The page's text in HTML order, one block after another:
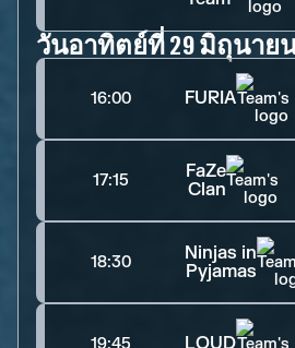
วันอาทิตย์ที่ 29 มิถุนาย
16:00 FURIA
17:15
FaZe
Clan
18:30
Ninjas in
Pyjamas
19:45 LOUD